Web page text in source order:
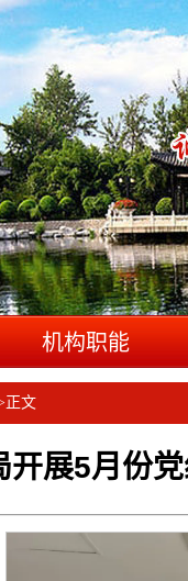
机构职能
正文
开展5月份